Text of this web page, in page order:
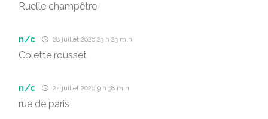
Ruelle champêtre
n/c 28 juillet 2026 23 h 23 min
Colette rousset
n/c 24 juillet 2026 9 h 38 min
rue de paris